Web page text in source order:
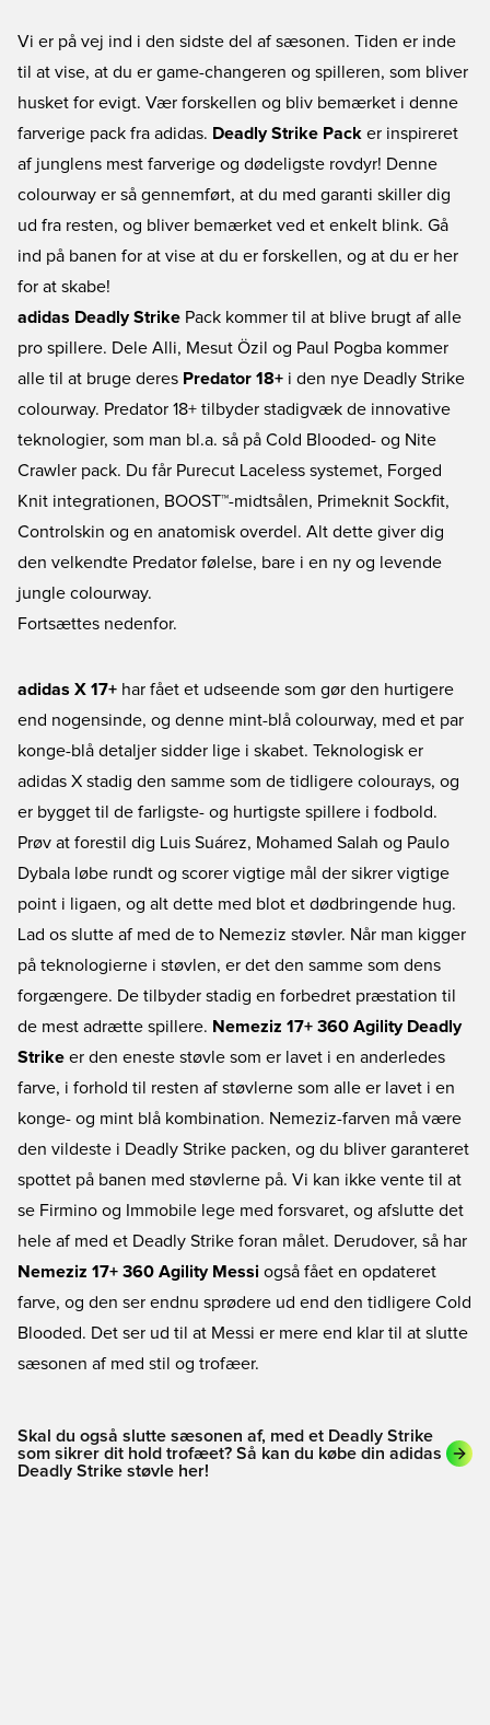
Vi er på vej ind i den sidste del af sæsonen. Tiden er inde
til at vise, at du er game-changeren og spilleren, som bliver
husket for evigt. Vær forskellen og bliv bemærket i denne
farverige pack fra adidas. Deadly Strike Pack er inspireret
af junglens mest farverige og dødeligste rovdyr! Denne
colourway er så gennemført, at du med garanti skiller dig
ud fra resten, og bliver bemærket ved et enkelt blink. Gå
ind på banen for at vise at du er forskellen, og at du er her
for at skabe!
adidas Deadly Strike Pack kommer til at blive brugt af alle
pro spillere. Dele Alli, Mesut Özil og Paul Pogba kommer
alle til at bruge deres Predator 18+ i den nye Deadly Strike
colourway. Predator 18+ tilbyder stadigvæk de innovative
teknologier, som man bl.a. så på Cold Blooded- og Nite
Crawler pack. Du får Purecut Laceless systemet, Forged
Knit integrationen, BOOST™-midtsålen, Primeknit Sockfit,
Controlskin og en anatomisk overdel. Alt dette giver dig
den velkendte Predator følelse, bare i en ny og levende
jungle colourway.
Fortsættes nedenfor.
adidas X 17+ har fået et udseende som gør den hurtigere
end nogensinde, og denne mint-blå colourway, med et par
konge-blå detaljer sidder lige i skabet. Teknologisk er
adidas X stadig den samme som de tidligere colourays, og
er bygget til de farligste- og hurtigste spillere i fodbold.
Prøv at forestil dig Luis Suárez, Mohamed Salah og Paulo
Dybala løbe rundt og scorer vigtige mål der sikrer vigtige
point i ligaen, og alt dette med blot et dødbringende hug.
Lad os slutte af med de to Nemeziz støvler. Når man kigger
på teknologierne i støvlen, er det den samme som dens
forgængere. De tilbyder stadig en forbedret præstation til
de mest adrætte spillere. Nemeziz 17+ 360 Agility Deadly
Strike er den eneste støvle som er lavet i en anderledes
farve, i forhold til resten af støvlerne som alle er lavet i en
konge- og mint blå kombination. Nemeziz-farven må være
den vildeste i Deadly Strike packen, og du bliver garanteret
spottet på banen med støvlerne på. Vi kan ikke vente til at
se Firmino og Immobile lege med forsvaret, og afslutte det
hele af med et Deadly Strike foran målet. Derudover, så har
Nemeziz 17+ 360 Agility Messi også fået en opdateret
farve, og den ser endnu sprødere ud end den tidligere Cold
Blooded. Det ser ud til at Messi er mere end klar til at slutte
sæsonen af med stil og trofæer.
Skal du også slutte sæsonen af, med et Deadly Strike
som sikrer dit hold trofæet? Så kan du købe din adidas
Deadly Strike støvle her!